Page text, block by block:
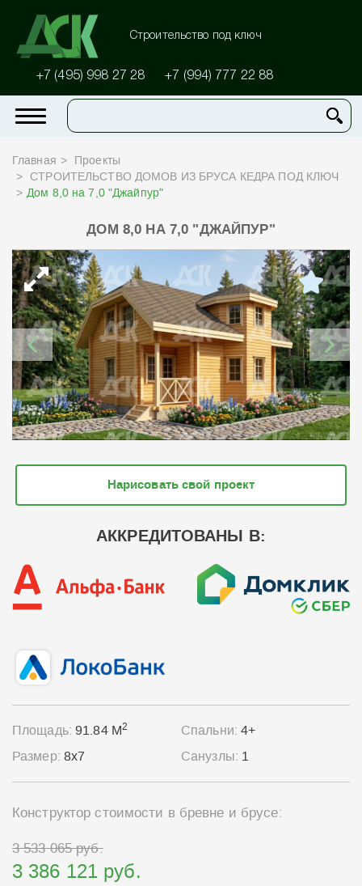
Строительство под ключ
+7 (495) 998 27 28 +7 (994) 777 22 88
Главная
Проекты
СТРОИТЕЛЬСТВО ДОМОВ ИЗ БРУСА КЕДРА ПОД КЛЮЧ
Дом 8,0 на 7,0 "Джайпур"
ДОМ 8,0 НА 7,0 "ДЖАЙПУР"
Нарисовать свой проект
АККРЕДИТОВАНЫ В:
Площадь:91.84 М2
Размер: 8x7
Спальни:4+
Санузлы: 1
Конструктор стоимости в бревне и брусе:
3 533 065 руб.
3 386 121 руб.